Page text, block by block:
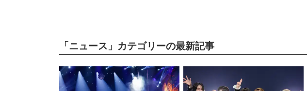
「ニュース」カテゴリーの最新記事